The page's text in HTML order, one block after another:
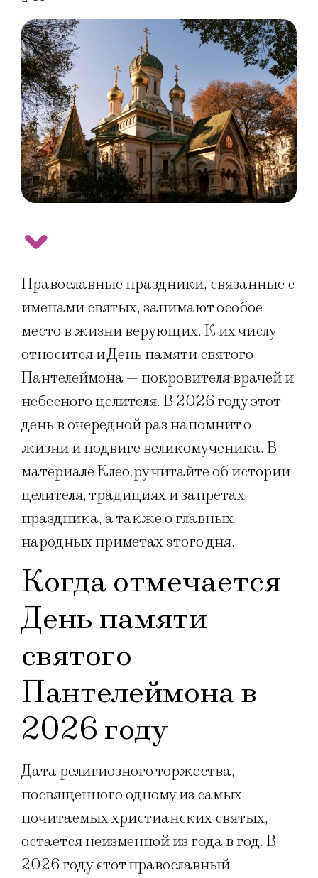
Православные праздники, связанные с
именами святых, занимают особое
место в жизни верующих. К их числу
относится и День памяти святого
Пантелеймона — покровителя врачей и
небесного целителя. В 2026 году этот
день в очередной раз напомнит о
жизни и подвиге великомученика. В
материале Клео.ру читайте об истории
целителя, традициях и запретах
праздника, а также о главных
народных приметах этого дня.
Когда отмечается
День памяти
святого
Пантелеймона в
2026 году
Дата религиозного торжества,
посвященного одному из самых
почитаемых христианских святых,
остается неизменной из года в год. В
2026 году єтот православный